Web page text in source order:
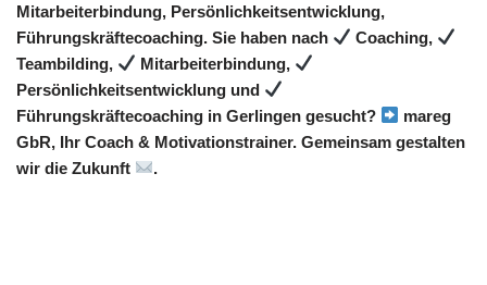
Mitarbeiterbindung, Persönlichkeitsentwicklung,
Führungskräftecoaching. Sie haben nach
Coaching,
Teambilding,
Mitarbeiterbindung,
Persönlichkeitsentwicklung und
Führungskräftecoaching in Gerlingen gesucht?
mareg
GbR, Ihr Coach & Motivationstrainer. Gemeinsam gestalten
wir die Zukunft
.